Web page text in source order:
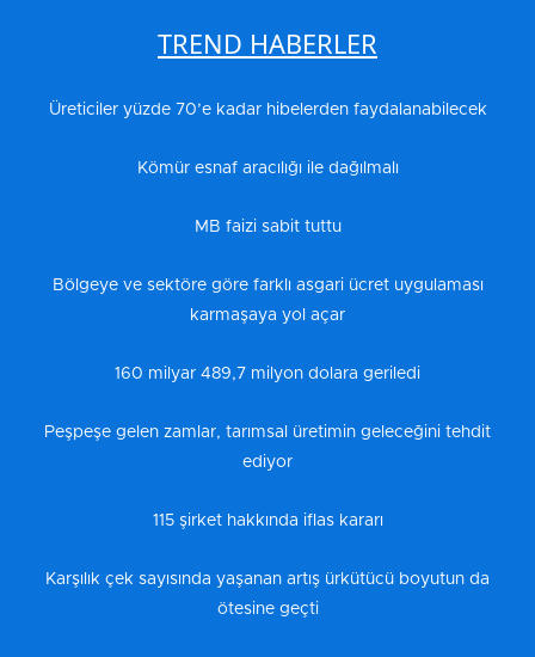
TREND HABERLER
Üreticiler yüzde 70’e kadar hibelerden faydalanabilecek
Kömür esnaf aracılığı ile dağılmalı
MB faizi sabit tuttu
Bölgeye ve sektöre göre farklı asgari ücret uygulaması
karmaşaya yol açar
160 milyar 489,7 milyon dolara geriledi
Peşpeşe gelen zamlar, tarımsal üretimin geleceğini tehdit
ediyor
115 şirket hakkında iflas kararı
Karşılık çek sayısında yaşanan artış ürkütücü boyutun da
ötesine geçti